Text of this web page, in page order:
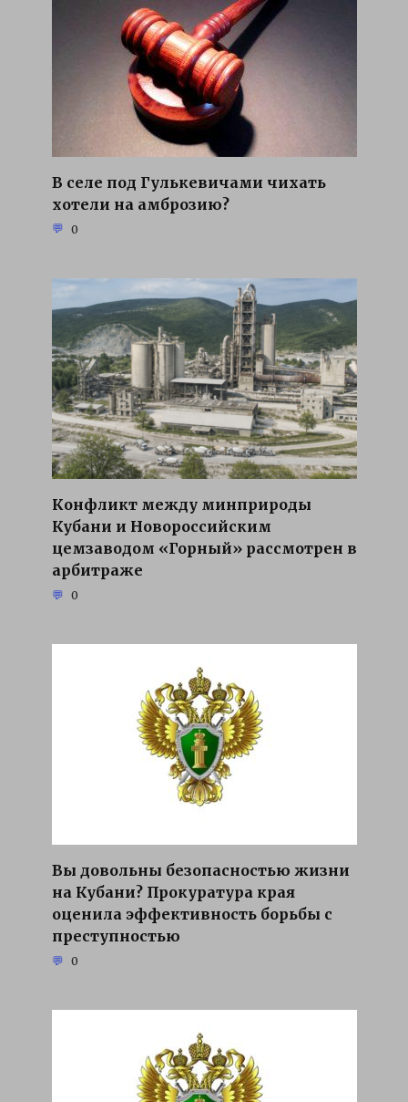
В селе под Гулькевичами чихать
хотели на амброзию?
0
Конфликт между минприроды
Кубани и Новороссийским
цемзаводом «Горный» рассмотрен в
арбитраже
0
Вы довольны безопасностью жизни
на Кубани? Прокуратура края
оценила эффективность борьбы с
преступностью
0